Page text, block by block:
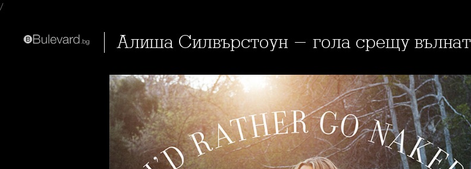
/
Алиша Силвърстоун - гола срещу